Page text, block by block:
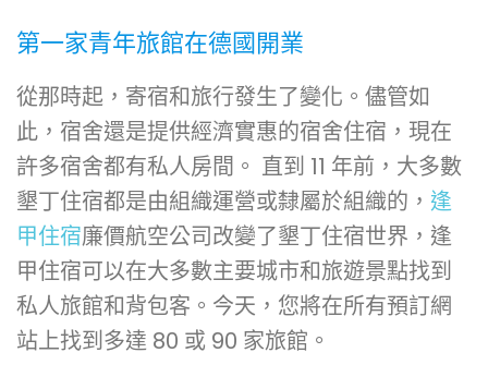
第一家青年旅館在德國開業
從那時起，寄宿和旅行發生了變化。儘管如
此，宿舍還是提供經濟實惠的宿舍住宿，現在
許多宿舍都有私人房間。 直到 11 年前，大多數
墾丁住宿都是由組織運營或隸屬於組織的， 逢
甲住宿廉價航空公司改變了墾丁住宿世界，逢
甲住宿可以在大多數主要城市和旅遊景點找到
私人旅館和背包客。今天，您將在所有預訂網
站上找到多達 80 或 90 家旅館。